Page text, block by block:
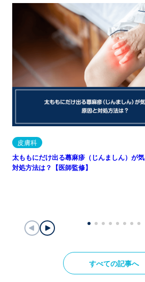
皮膚科
太ももにだけ出る蕁麻疹（じんましん）が
対処方法は？【医師監修】
すべての記事へ